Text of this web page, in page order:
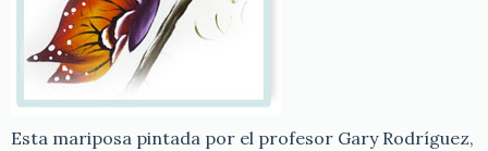
Esta mariposa pintada por el profesor Gary Rodríguez,